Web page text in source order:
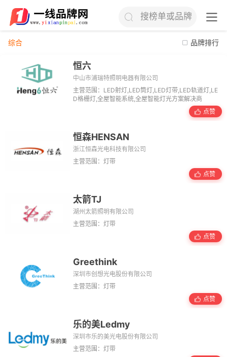
搜榜单或品牌
品牌排行
综合
恒六
中山市浦瑞特照明电器有限公司
主营范围：LED射灯,LED筒灯,LED灯带,LED轨道灯,LE
D格栅灯,全屋智能系统,全屋智能灯光方案解决商
点赞
恒森HENSAN
浙江恒森光电科技有限公司
主营范围：灯带
点赞
太箭TJ
湖州太箭照明有限公司
主营范围：灯带
点赞
Greethink
深圳市创想光电股份有限公司
主营范围：灯带
点赞
乐的美Ledmy
深圳市乐的美光电股份有限公司
主营范围：灯带